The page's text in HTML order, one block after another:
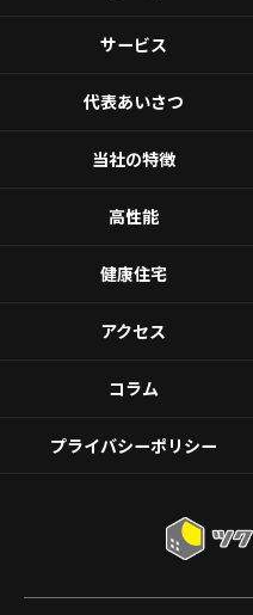
サービス
代表あいさつ
当社の特徴
高性能
健康住宅
アクセス
コラム
プライバシーポリシー